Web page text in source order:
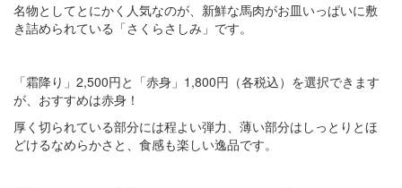
名物としてとにかく人気なのが、新鮮な馬肉がお皿いっぱいに敷
き詰められている「さくらさしみ」です。
「霜降り」2,500円と「赤身」1,800円（各税込）を選択できます
が、おすすめは赤身！
厚く切られている部分には程よい弾力、薄い部分はしっとりとほ
どけるなめらかさと、食感も楽しい逸品です。